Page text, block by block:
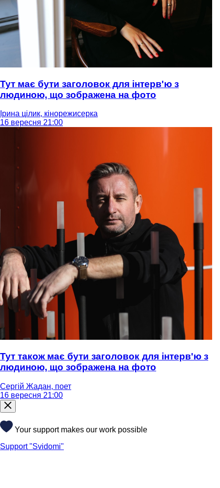
Тут має бути заголовок для інтерв'ю з
людиною, що зображена на фото
Ірина цілик, кінорежисерка
16 вересня 21:00
Тут також має бути заголовок для інтерв'ю з
людиною, що зображена на фото
Сергій Жадан, поет
16 вересня 21:00
Your support makes our work possible
Support "Svidomi"